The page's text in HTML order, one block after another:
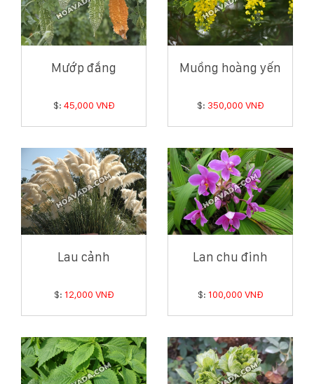
Mướp đắng
$: 45,000 VNĐ
Muồng hoàng yến
$: 350,000 VNĐ
Lau cảnh
$: 12,000 VNĐ
Lan chu đinh
$: 100,000 VNĐ